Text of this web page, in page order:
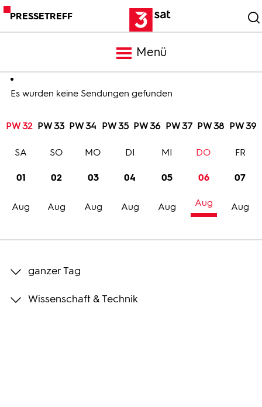
PRESSETREFF
Menü
Meldungen
Programm
Trailer
Bilder
Es wurden keine Sendungen gefunden
PW 32 PW 33 PW 34 PW 35 PW 36 PW 37 PW 38 PW 39
01
Aug
SA
02
Aug
SO
03
Aug
MO
04
Aug
DI
05
Aug
MI
06
Aug
DO
07
Aug
FR
ganzer Tag
Wissenschaft & Technik